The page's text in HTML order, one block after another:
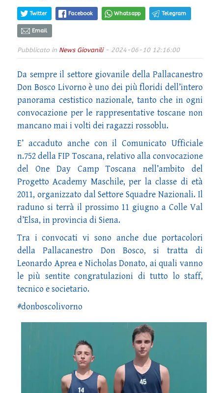
Twitter Facebook Whatsapp Telegram
Email
Pubblicato in News Giovanili- 2024-06-10 12:16:00
Da sempre il settore giovanile della Pallacanestro
Don Bosco Livorno è uno dei più floridi dell’intero
panorama cestistico nazionale, tanto che in ogni
convocazione per le rappresentative toscane non
mancano mai i volti dei ragazzi rossoblu.
E’ accaduto anche con il Comunicato Ufficiale
n.752 della FIP Toscana, relativo alla convocazione
del One Day Camp Toscana nell’ambito del
Progetto Academy Maschile, per la classe di età
2011, organizzato dal Settore Squadre Nazionali. Il
raduno si terrà il prossimo 11 giugno a Colle Val
d’Elsa, in provincia di Siena.
Tra i convocati vi sono anche due portacolori
della Pallacanestro Don Bosco, si tratta di
Leonardo Aprea e Nicholas Donato, ai quali vanno
le più sentite congratulazioni di tutto lo staff,
tecnico e societario.
#donboscolivorno